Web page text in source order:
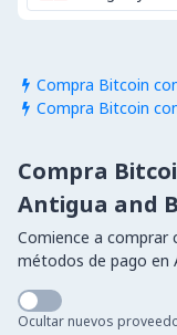
 Compra Bitcoin
 Compra Bitcoin
Compra
Antigua and
Comience a comprar
métodos de pago en
Ocultar nuevos